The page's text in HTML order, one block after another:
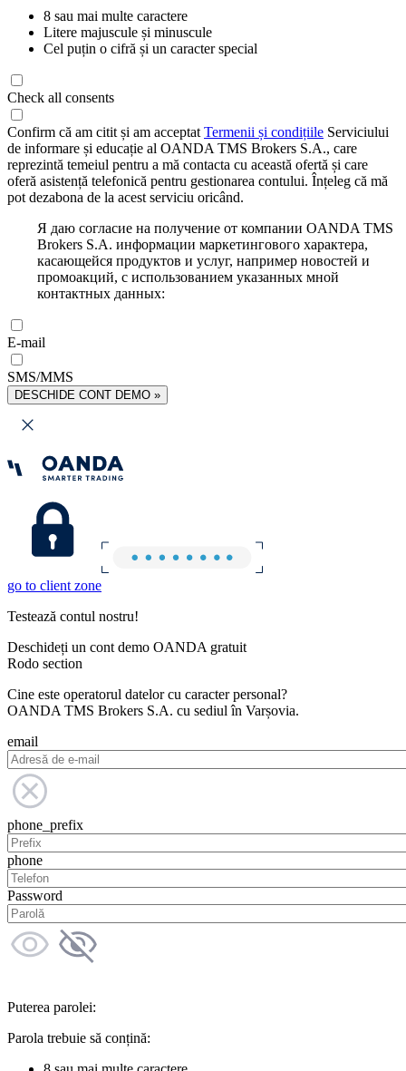
8 sau mai multe caractere
Litere majuscule și minuscule
Cel puțin o cifră și un caracter special
Check all consents
Confirm că am citit și am acceptat Termenii și condițiile Serviciului
de informare și educație al OANDA TMS Brokers S.A., care
reprezintă temeiul pentru a mă contacta cu această ofertă și care
oferă asistență telefonică pentru gestionarea contului. Înțeleg că mă
pot dezabona de la acest serviciu oricând.
Я даю согласие на получение от компании OANDA TMS
Brokers S.A. информации маркетингового характера,
касающейся продуктов и услуг, например новостей и
промоакций, с использованием указанных мной
контактных данных:
E-mail
SMS/MMS
DESCHIDE CONT DEMO »
go to client zone
Testează contul nostru!
Deschideți un cont demo OANDA gratuit
Rodo section
Cine este operatorul datelor cu caracter personal?
OANDA TMS Brokers S.A. cu sediul în Varșovia.
email
phone_prefix
phone
Password
Puterea parolei:
Parola trebuie să conțină: